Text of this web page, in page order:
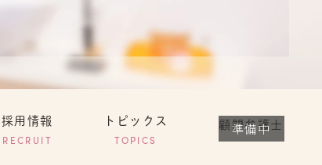
採用情報
RECRUIT
トピックス
TOPICS
顧問弁護士